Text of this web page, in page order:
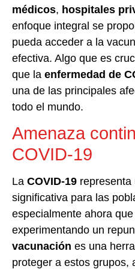
médicos, hospitales
enfoque integral se
pueda acceder a la
efectiva. Algo que es
que la enfermedad de
una de las principales
todo el mundo.
Amenaza
COVID-19
La COVID-19 representa
significativa para las
especialmente ahora
experimentando un
vacunación es una
proteger a estos grupos,